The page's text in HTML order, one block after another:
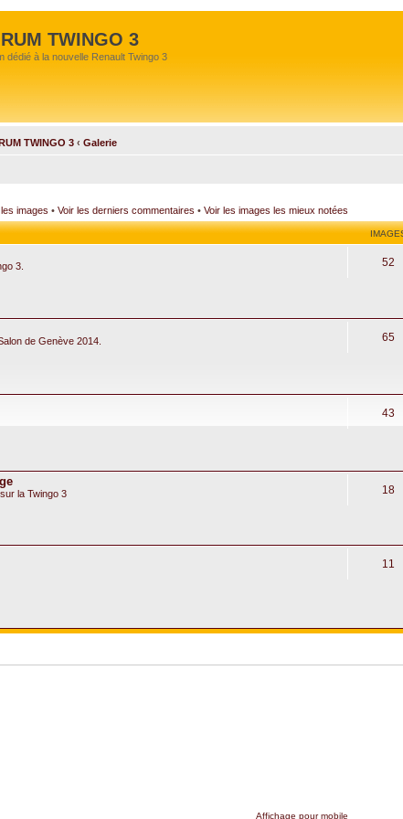
TWINGO 3
dédié à la nouvelle Renault Twingo 3
TWINGO 3 ‹ Galerie
images • Voir les derniers commentaires • Voir les images les mieux notées
3. 52
de Genève 2014. 65
43
la Twingo 3 18
11
Affichage pour mobile